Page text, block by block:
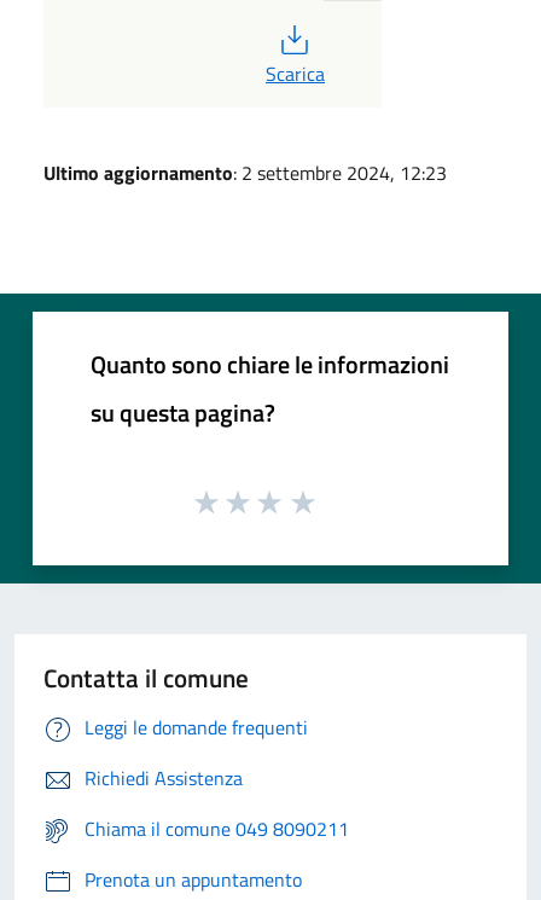
Scarica
Ultimo aggiornamento: 2 settembre 2024, 12:23
Quanto sono chiare le informazioni
su questa pagina?
Contatta il comune
Leggi le domande frequenti
Richiedi Assistenza
Chiama il comune 049 8090211
Prenota un appuntamento